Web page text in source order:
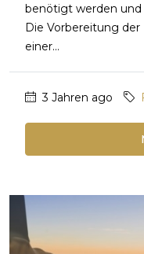
benötigt werden und
Die Vorbereitung
einer...
3 Jahren ago